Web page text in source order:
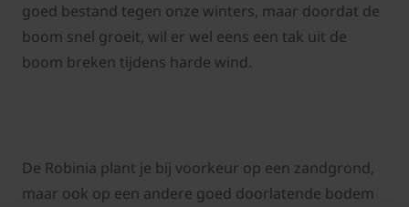
goed bestand tegen onze winters, maar doordat de
boom snel groeit, wil er wel eens een tak uit de
boom breken tijdens harde wind.
De Robinia plant je bij voorkeur op een zandgrond,
maar ook op een andere goed doorlatende bodem